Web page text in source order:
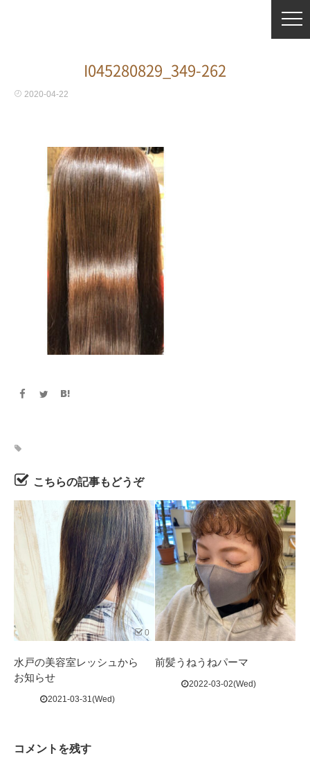
I045280829_349-262
2020-04-22
こちらの記事もどうぞ
0
水戸の美容室レッシュから
お知らせ
2021-03-31(Wed)
前髪うねうねパーマ
2022-03-02(Wed)
コメントを残す